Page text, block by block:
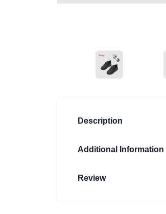
ANGLED VIEW
Description
Additional Information
Review